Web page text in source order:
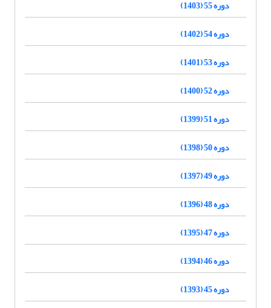
دوره 55 (1403)
دوره 54 (1402)
دوره 53 (1401)
دوره 52 (1400)
دوره 51 (1399)
دوره 50 (1398)
دوره 49 (1397)
دوره 48 (1396)
دوره 47 (1395)
دوره 46 (1394)
دوره 45 (1393)